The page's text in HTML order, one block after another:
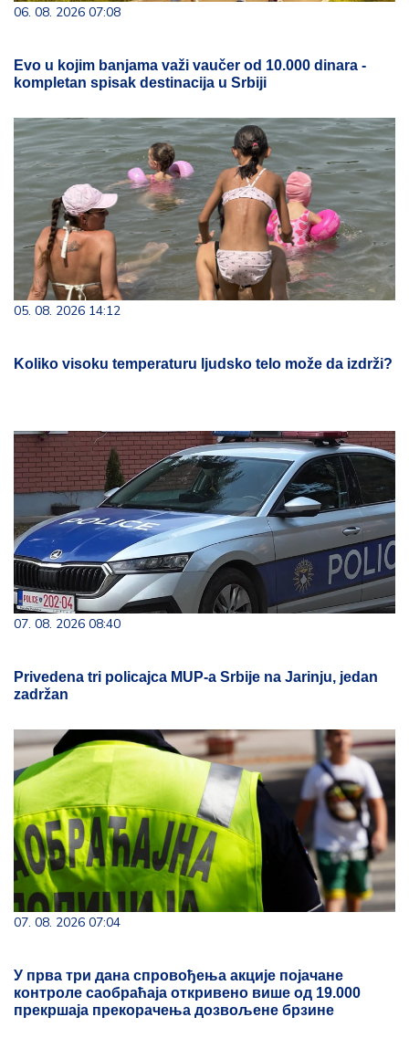
06. 08. 2026 07:08
Evo u kojim banjama važi vaučer od 10.000 dinara -
kompletan spisak destinacija u Srbiji
05. 08. 2026 14:12
Koliko visoku temperaturu ljudsko telo može da izdrži?
07. 08. 2026 08:40
Privedena tri policajca MUP-a Srbije na Jarinju, jedan
zadržan
07. 08. 2026 07:04
У прва три дана спровођења акције појачане
контроле саобраћаја откривено више од 19.000
прекршаја прекорачења дозвољене брзине